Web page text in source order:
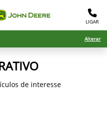
LIGAR
Alterar
de interesse